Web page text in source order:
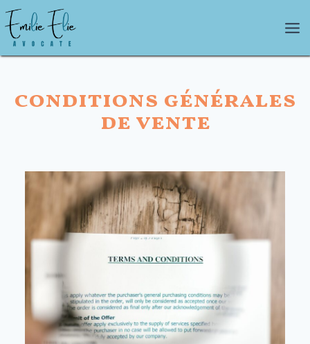
Aller
au
contenu
conditions générales
de vente